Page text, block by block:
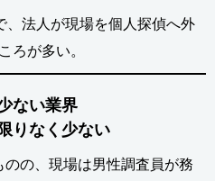
法人が現場を個人探偵へ外
ろが多い。
ない業界
りなく少ない
の、現場は男性調査員が務